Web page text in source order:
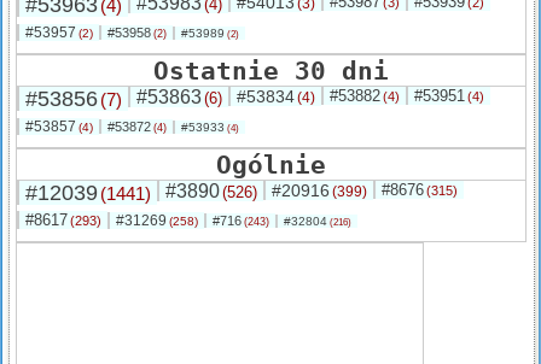
#53963(4) (4) (3)
#53957 (2) #53958 (2) #53989 (2)
Ostatnie 30 dni
#53856(7) #53863(6) #53834(4) #53882(4) #53951(4)
#53857 (4) #53872 (4) #53933 (4)
Ogólnie
#12039(1441) #3890(526) #20916 (399) #8676(315)
#8617(293) #31269 (258) #716 (243) #32804 (216)